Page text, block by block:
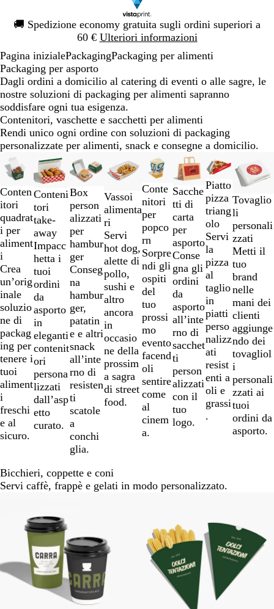
🚚 Spedizione economy gratuita sugli ordini superiori a
60 € Ulteriori informazioni
Diapositiva
1
Pagina inizialePackagingPackaging per alimenti
Packaging per asporto
Dagli ordini a domicilio al catering di eventi o alle sagre, le
nostre soluzioni di packaging per alimenti sapranno
soddisfare ogni tua esigenza.
Contenitori, vaschette e sacchetti per alimenti
Rendi unico ogni ordine con soluzioni di packaging
personalizzate per alimenti, snack e consegne a domicilio.
Conten
itori
quadrat
i per
aliment
i
Crea
un’orig
inale
soluzio
ne di
packag
ing per
tenere i
tuoi
aliment
i
freschi
e al
sicuro.
Conteni
tori
take-
away
Impacc
hetta i
tuoi
ordini
da
asporto
in
eleganti
contenit
ori
persona
lizzati
dall’asp
etto
curato.
Box
person
alizzati
per
hambur
ger
Conseg
na
hambur
ger,
patatin
e e altri
snack
all’inte
rno di
resisten
ti
scatole
a
conchi
glia.
Vassoi
alimenta
ri
Servi
hot dog,
alette di
pollo,
sushi e
altro
ancora
in
occasio
ne della
prossim
a sagra
di street
food.
Nuove opzioni
Conte
nitori
per
popco
rn
Sorpre
ndi gli
ospiti
del
tuo
prossi
mo
evento
facend
oli
sentire
come
al
cinem
a.
Sacche
tti di
carta
per
asporto
Conse
gna gli
ordini
da
asporto
all’inte
rno di
sacchet
ti
person
alizzati
con il
tuo
logo.
Piatto
pizza
triang
olo
Servi
la
pizza
al
taglio
in
piatti
perso
nalizz
ati
resist
enti a
oli e
grassi
.
Tovaglio
li
personali
zzati
Metti il
tuo
brand
nelle
mani dei
clienti
aggiunge
ndo dei
tovagliol
i
personali
zzati ai
tuoi
ordini da
asporto.
Diapositiva
da
a
2
di
8
Bicchieri, coppette e coni
Servi caffè, frappè e gelati in modo personalizzato.